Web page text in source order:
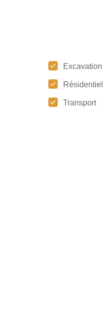
Excavation
Résidentiel
Transport